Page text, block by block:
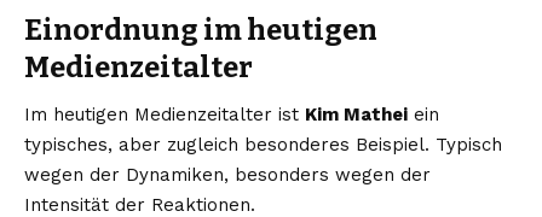
Einordnung im heutigen
Medienzeitalter
Im heutigen Medienzeitalter ist Kim Mathei ein
typisches, aber zugleich besonderes Beispiel. Typisch
wegen der Dynamiken, besonders wegen der
Intensität der Reaktionen.